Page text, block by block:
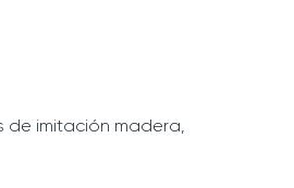
de imitación madera,